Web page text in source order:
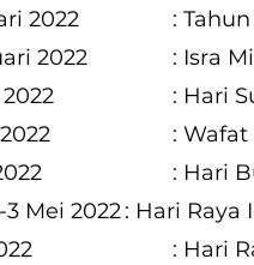
Selasa, 1
Senin, 28
Kamis, 3
Jumat, 15 April
Minggu, 1 Mei
Senin-Selasa, 2-3 Mei
Senin, 16